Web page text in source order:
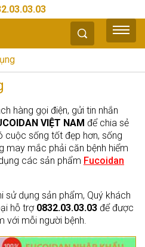
hàng gọi điện, gửi tin nhắn
VIỆT NAM để chia sẻ
cuộc sống tốt đẹp hơn, sống
may mắc phải căn bệnh hiểm
các sản phẩm Fucoidan
sử dụng sản phẩm, Quý khách
hỗ trợ 0832.03.03.03 để được
với mỗi người bệnh.